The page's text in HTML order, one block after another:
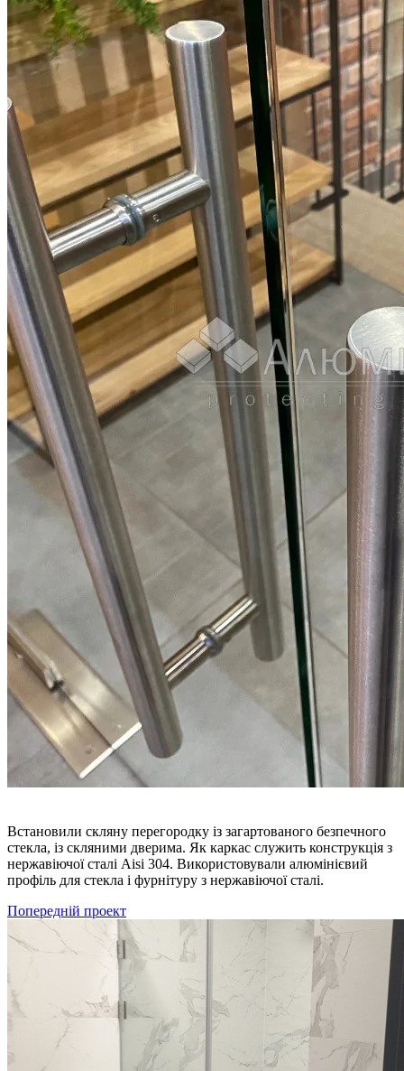
Встановили скляну перегородку із загартованого безпечного
стекла, із скляними дверима. Як каркас служить конструкція з
нержавіючої сталі Aisi 304. Використовували алюмінієвий
профіль для стекла і фурнітуру з нержавіючої сталі.
Попередній проект